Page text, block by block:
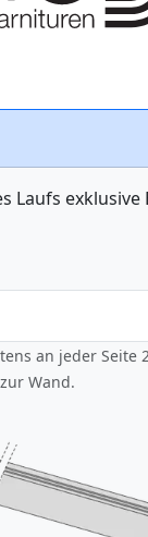
Laufs
an jeder Seite
Wand.